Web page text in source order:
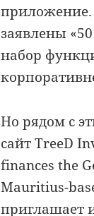
приложение.
заявлены
набор
Но рядом с
сайт TreeD
finances the
Mauritius-
приглашает